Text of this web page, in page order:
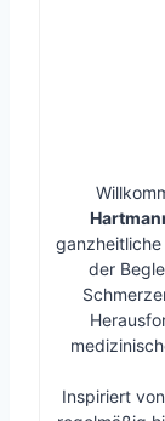
ganzheitliche
der
Inspiriert